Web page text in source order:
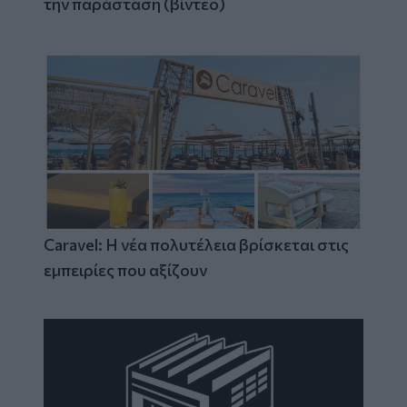
Caravel: Η νέα πολυτέλεια βρίσκεται στις
εμπειρίες που αξίζουν